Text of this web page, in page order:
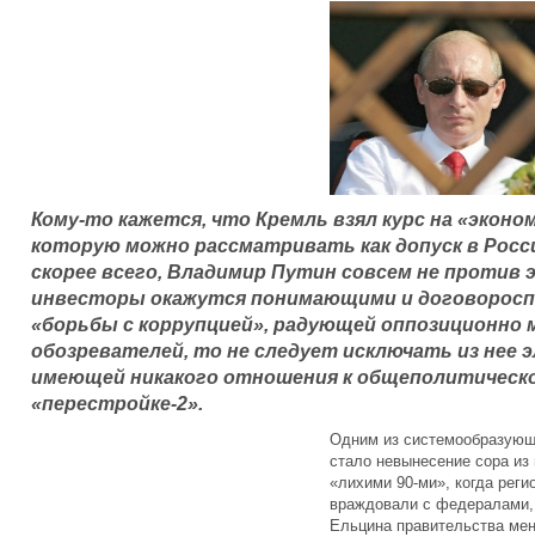
Кому-то кажется, что Кремль взял курс на
которую можно рассматривать как допуск в
скорее всего, Владимир Путин совсем не против
инвесторы окажутся понимающими и
«борьбы с коррупцией», радующей
обозревателей, то не следует исключать из нее
имеющей никакого отношения к
«перестройке-2».
Одним из
стало невынесение сора
«лихими 90-ми», когда
враждовали с федералами,
Ельцина правительства